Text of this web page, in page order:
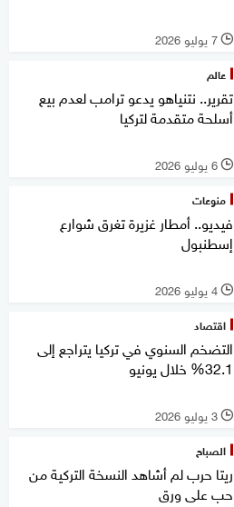
l 7 يوليو 2026
عالم
تقرير.. نتنياهو يدعو ترامب لعدم بيع
أسلحة متقدمة لتركيا
l 6 يوليو 2026
منوعات
فيديو.. أمطار غزيرة تغرق شوارع
إسطنبول
l 4 يوليو 2026
اقتصاد
التضخم السنوي في تركيا يتراجع إلى
32.1% خلال يونيو
l 3 يوليو 2026
الصباح
ريتا حرب لم أشاهد النسخة التركية من
حب على ورق